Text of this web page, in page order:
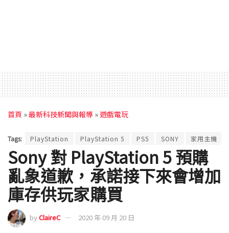
首頁 »最新科技新聞與報導 »遊戲電玩
Tags: PlayStation PlayStation 5 PS5 SONY 家用主機
Sony 對 PlayStation 5 預購
亂象道歉，承諾接下來會增加
庫存供玩家購買
byClaireC 2020 年 09 月 20 日